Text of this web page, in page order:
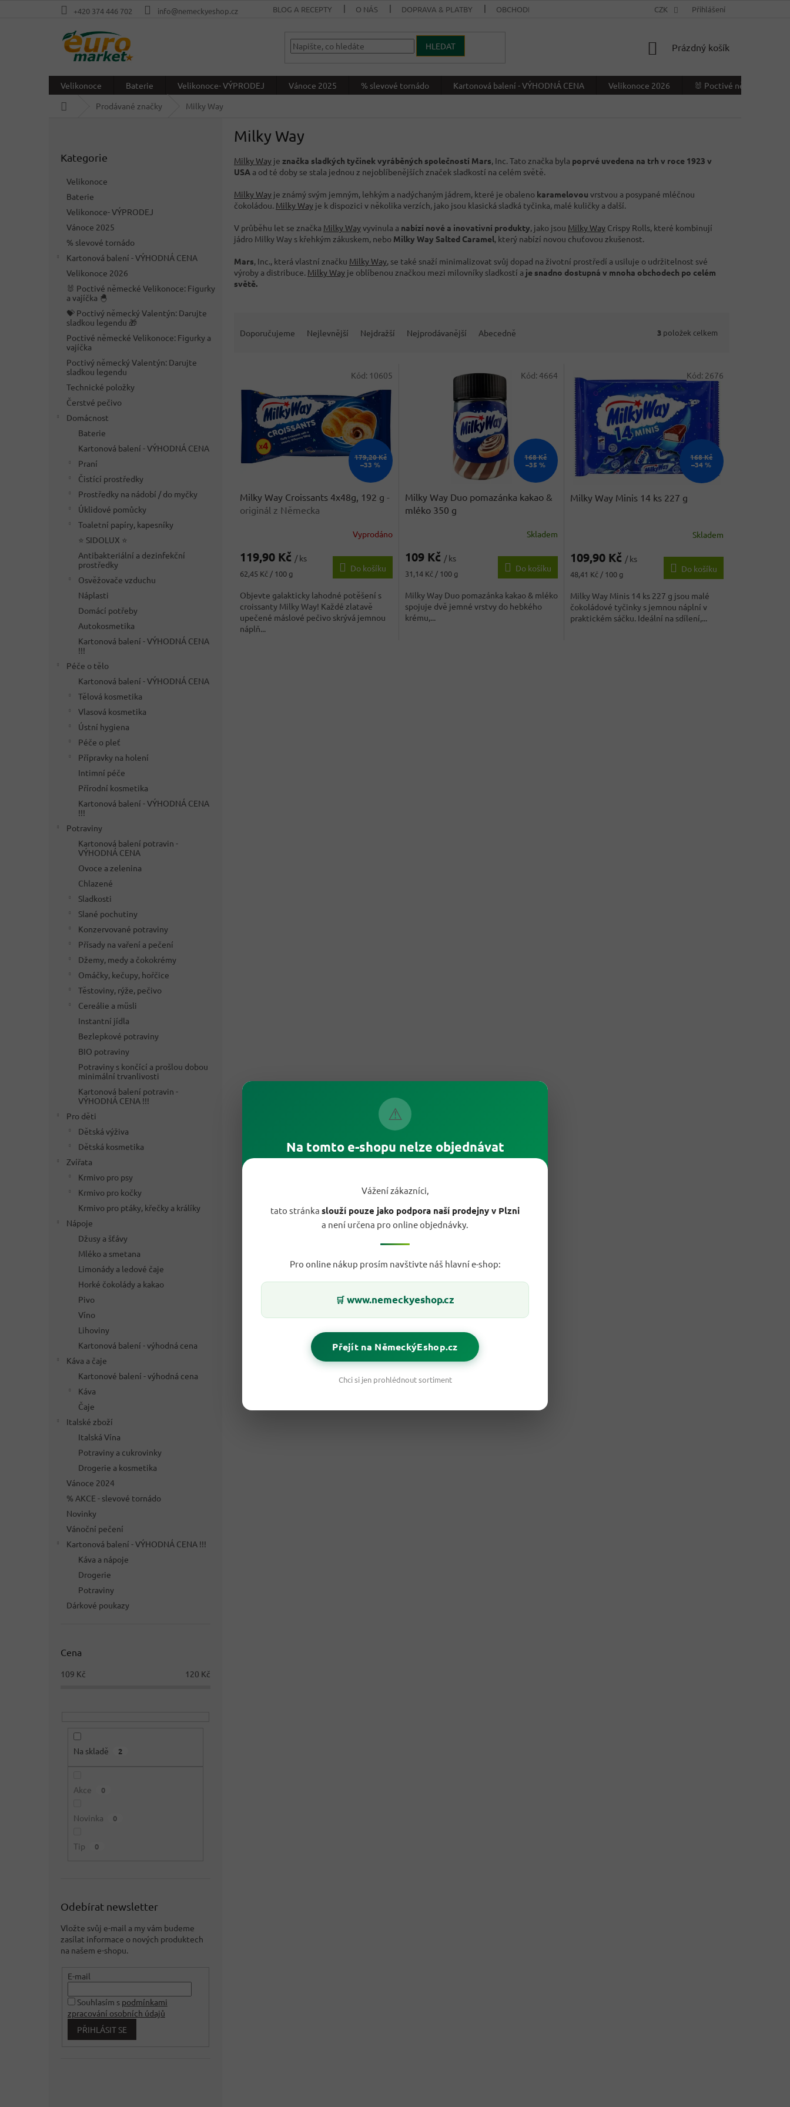
⚠
Na tomto e-shopu nelze objednávat
Vážení zákazníci,
tato stránka slouží pouze jako podpora naší prodejny v Plzni
a není určena pro online objednávky.
Pro online nákup prosím navštivte náš hlavní e-shop:
🛒 www.nemeckyeshop.cz
Přejít na NěmeckýEshop.cz
Chci si jen prohlédnout sortiment
+420 374 446 702 info@nemeckyeshop.cz BLOG A RECEPTY O NÁS DOPRAVA & PLATBY OBCHODNÍ PODMÍNKY VÝDEJNÍ MÍSTO
CZK Přihlášení
HLEDAT
NÁKUPNÍ
Prázdný košík
Velikonoce Baterie Velikonoce- VÝPRODEJ Vánoce 2025 % slevové tornádo Kartonová balení - VÝHODNÁ CENA Velikonoce 2026
🐰 Poctivé německé
Prodávané značky Milky Way
kategorie
Kategorie
Velikonoce
Baterie
Velikonoce- VÝPRODEJ
Vánoce 2025
% slevové tornádo
Kartonová balení - VÝHODNÁ CENA
Velikonoce 2026
🐰 Poctivé německé Velikonoce: Figurky
a vajíčka 🐣
💝 Poctivý německý Valentýn: Darujte
sladkou legendu 🎁
Poctivé německé Velikonoce: Figurky a
vajíčka
Poctivý německý Valentýn: Darujte
sladkou legendu
Technické položky
Čerstvé pečivo
Domácnost
Baterie
Kartonová balení - VÝHODNÁ CENA
Praní
Čistící prostředky
Prostředky na nádobí / do myčky
Úklidové pomůcky
Toaletní papíry, kapesníky
⭐ SIDOLUX ⭐
Antibakteriální a dezinfekční
prostředky
Osvěžovače vzduchu
Náplasti
Domácí potřeby
Autokosmetika
Kartonová balení - VÝHODNÁ CENA
!!!
Péče o tělo
Kartonová balení - VÝHODNÁ CENA
Tělová kosmetika
Vlasová kosmetika
Ústní hygiena
Péče o pleť
Přípravky na holení
Intimní péče
Přírodní kosmetika
Kartonová balení - VÝHODNÁ CENA
!!!
Potraviny
Kartonová balení potravin -
VÝHODNÁ CENA
Ovoce a zelenina
Chlazené
Sladkosti
Slané pochutiny
Konzervované potraviny
Přísady na vaření a pečení
Džemy, medy a čokokrémy
Omáčky, kečupy, hořčice
Těstoviny, rýže, pečivo
Cereálie a müsli
Instantní jídla
Bezlepkové potraviny
BIO potraviny
Potraviny s končící a prošlou dobou
minimální trvanlivosti
Kartonová balení potravin -
VÝHODNÁ CENA !!!
Pro děti
Dětská výživa
Dětská kosmetika
Zvířata
Krmivo pro psy
Krmivo pro kočky
Krmivo pro ptáky, křečky a králíky
Nápoje
Džusy a šťávy
Mléko a smetana
Limonády a ledové čaje
Horké čokolády a kakao
Pivo
Víno
Lihoviny
Kartonová balení - výhodná cena
Káva a čaje
Kartonové balení - výhodná cena
Káva
Čaje
Italské zboží
Italská Vína
Potraviny a cukrovinky
Drogerie a kosmetika
Vánoce 2024
% AKCE - slevové tornádo
Novinky
Vánoční pečení
Kartonová balení - VÝHODNÁ CENA !!!
Káva a nápoje
Drogerie
Potraviny
Dárkové poukazy
Cena
109 Kč 120 Kč
Na skladě 2
Akce 0
Novinka 0
Tip 0
Odebírat newsletter
Vložte svůj e-mail a my vám budeme
zasílat informace o nových produktech
na našem e-shopu.
E-mail
Souhlasím s podmínkami
zpracování osobních údajů
PŘIHLÁSIT SE
Milky Way
Milky Way je značka sladkých tyčinek vyráběných společností Mars, Inc. Tato značka byla poprvé uvedena na trh v roce 1923 v
USA a od té doby se stala jednou z nejoblíbenějších značek sladkostí na celém světě.
Milky Way je známý svým jemným, lehkým a nadýchaným jádrem, které je obaleno karamelovou vrstvou a posypané mléčnou
čokoládou. Milky Way je k dispozici v několika verzích, jako jsou klasická sladká tyčinka, malé kuličky a další.
V průběhu let se značka Milky Wayvyvinula a nabízí nové a inovativní produkty, jako jsou Milky Way Crispy Rolls, které kombinují
jádro Milky Way s křehkým zákuskem, nebo Milky Way Salted Caramel, který nabízí novou chuťovou zkušenost.
Mars, Inc., která vlastní značku Milky Way, se také snaží minimalizovat svůj dopad na životní prostředí a usiluje o udržitelnost své
výroby a distribuce. Milky Way je oblíbenou značkou mezi milovníky sladkostí a je snadno dostupná v mnoha obchodech po celém
světě.
Doporučujeme Nejlevnější Nejdražší Nejprodávanější Abecedně 3 položek celkem
179,20 Kč
–33 %
Milky Way Croissants 4x48g, 192 g -
originál z Německa
Vyprodáno
119,90 Kč / ks
Měrná
62,45 Kč / 100 g
Do košíku
Objevte galakticky lahodné potěšení s
croissanty Milky Way! Každé zlatavě
upečené máslové pečivo skrývá jemnou
náplň...
Kód: 10605
168 Kč
–35 %
Milky Way Duo pomazánka kakao &
mléko 350 g
Skladem
109 Kč / ks
Měrná
31,14 Kč / 100 g
Do košíku
Milky Way Duo pomazánka kakao & mléko
spojuje dvě jemné vrstvy do hebkého
krému,...
Kód: 4664
168 Kč
–34 %
Milky Way Minis 14 ks 227 g
Skladem
109,90 Kč / ks
Měrná
48,41 Kč / 100 g
Do košíku
Milky Way Minis 14 ks 227 g jsou malé
čokoládové tyčinky s jemnou náplní v
praktickém sáčku. Ideální na sdílení,...
Kód: 2676